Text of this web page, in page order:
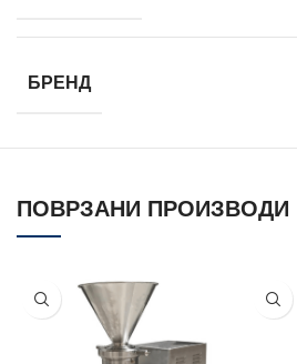
БРЕНД
ПОВРЗАНИ ПРОИЗВОДИ